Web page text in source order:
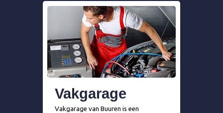
Vakgarage
Vakgarage van Buuren is een